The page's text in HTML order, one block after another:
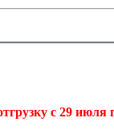
с 29 июля